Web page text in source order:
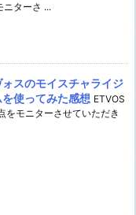
ニターさ ...
ォスのモイスチャライジ
使ってみた感想 ETVOS
をモニターさせていただき